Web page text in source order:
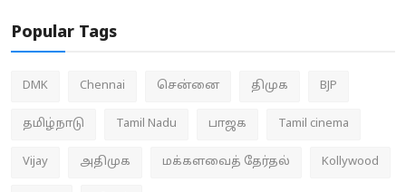
Popular Tags
DMK Chennai சென்னை திமுக BJP
தமிழ்நாடு Tamil Nadu பாஜக Tamil cinema
Vijay அதிமுக மக்களவைத் தேர்தல் Kollywood